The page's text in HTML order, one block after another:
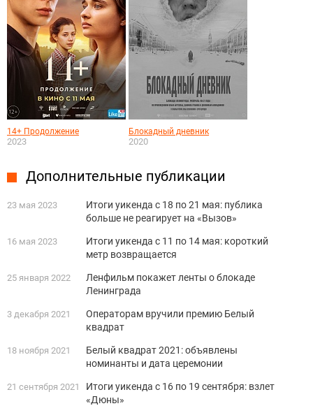
14+ Продолжение
2023
Блокадный дневник
2020
Дополнительные публикации
23 мая 2023
Итоги уикенда с 18 по 21 мая: публика
больше не реагирует на «Вызов»
16 мая 2023
Итоги уикенда с 11 по 14 мая: короткий
метр возвращается
25 января 2022
Ленфильм покажет ленты о блокаде
Ленинграда
3 декабря 2021
Операторам вручили премию Белый
квадрат
18 ноября 2021
Белый квадрат 2021: объявлены
номинанты и дата церемонии
21 сентября 2021
Итоги уикенда с 16 по 19 сентября: взлет
«Дюны»